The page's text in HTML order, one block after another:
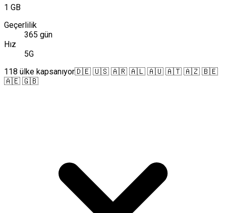
1 GB
Geçerlilik
365 gün
Hız
5G
118 ülke kapsanıyor🇩🇪 🇺🇸 🇦🇷 🇦🇱 🇦🇺 🇦🇹 🇦🇿 🇧🇪
🇦🇪 🇬🇧